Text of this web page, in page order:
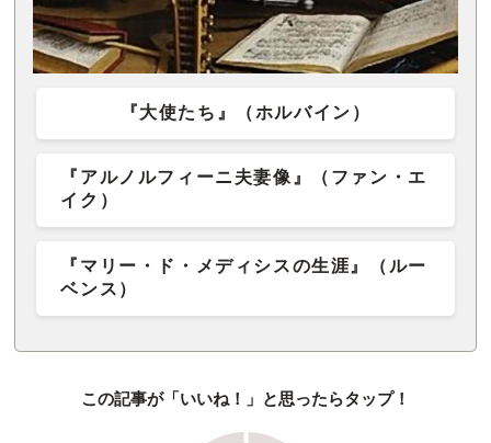
『大使たち』（ホルバイン）
『アルノルフィーニ夫妻像』（ファン・エ
イク）
『マリー・ド・メディシスの生涯』（ルー
ベンス）
この記事が「いいね！」と思ったらタップ！